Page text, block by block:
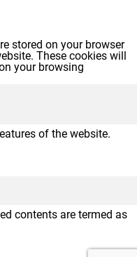
stored on your browser
These cookies will
your browsing
of the website.
contents are termed as